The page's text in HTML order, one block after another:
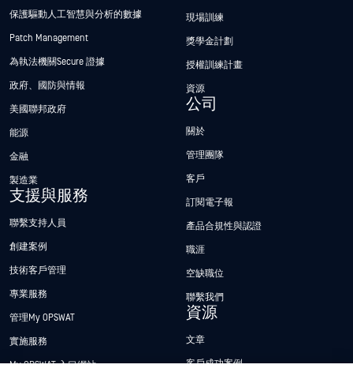
保護驅動人工智慧與分析的數據
Patch Management
為執法機關Secure 證據
政府、國防與情報
美國聯邦政府
能源
金融
製造業
支援與服務
聯繫支持人員
創建案例
技術客戶管理
專業服務
管理My OPSWAT
實施服務
My OPSWAT 入口網站
現場訓練
獎學金計劃
授權訓練計畫
資源
公司
關於
管理團隊
客戶
訂閱電子報
產品合規性與認證
職涯
空缺職位
聯繫我們
資源
文章
客戶成功案例